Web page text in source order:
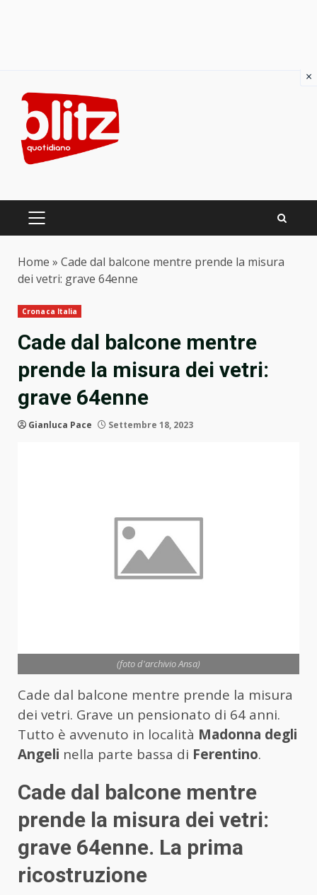
content
PRIMARY
Home » Cade dal balcone mentre prende la misura
dei vetri: grave 64enne
Cronaca Italia
Cade dal balcone mentre
prende la misura dei vetri:
grave 64enne
Gianluca Pace Settembre 18, 2023
(foto d'archivio Ansa)
Cade dal balcone mentre prende la misura
dei vetri. Grave un pensionato di 64 anni.
Tutto è avvenuto in località Madonna degli
Angeli nella parte bassa di Ferentino.
Cade dal balcone mentre
prende la misura dei vetri:
grave 64enne. La prima
ricostruzione
×